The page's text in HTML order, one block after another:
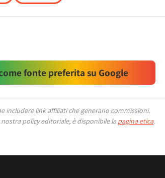
fonte preferita su Google
includere link affiliati che generano commissioni.
policy editoriale, è disponibile la pagina etica.